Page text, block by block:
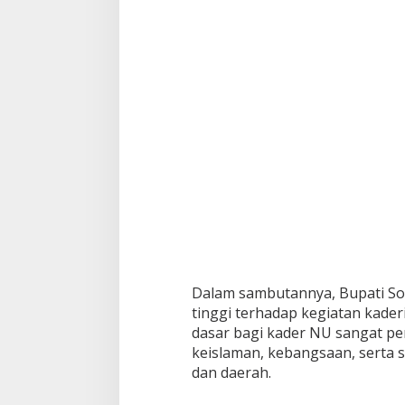
Dalam sambutannya, Bupati
tinggi terhadap kegiatan
dasar bagi kader NU sangat
keislaman, kebangsaan, serta
dan daerah.